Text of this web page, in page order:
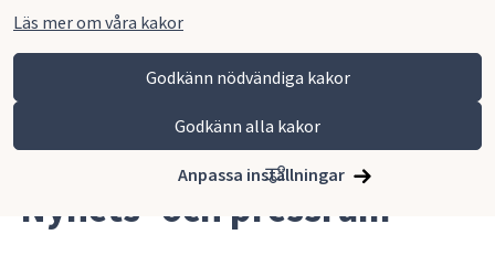
Läs mer om våra kakor
Godkänn nödvändiga kakor
Godkänn alla kakor
Anpassa inställningar
Vara kommun Nyhets- och pressrum
Nyhets- och pressrum